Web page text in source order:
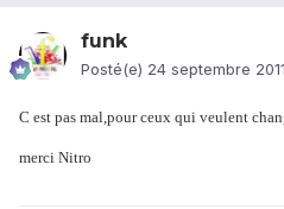
funk
Posté(e) 24 septembre 2011
C est pas mal,pour ceux qui veulent
merci Nitro